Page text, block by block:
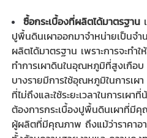
ซื้อกระเบื้องที่ผลิตได้มาตรฐาน
ปูพื้นดินเผาออกมาจำหน่ายเป็นจ
ผลิตได้มาตรฐาน เพราะการจะทำ
ทำการเผาดินในอุณหภูมิที่สูงเกือ
บางรายมีการใช้อุณหภูมิในการเผา
ที่ไม่ถึงและใช้ระยะเวลาในการเ
ต้องการกระเบื้องปูพื้นดินเผาที่มีคุ
ผู้ผลิตที่มีคุณภาพ ถึงแม้ว่าราคา